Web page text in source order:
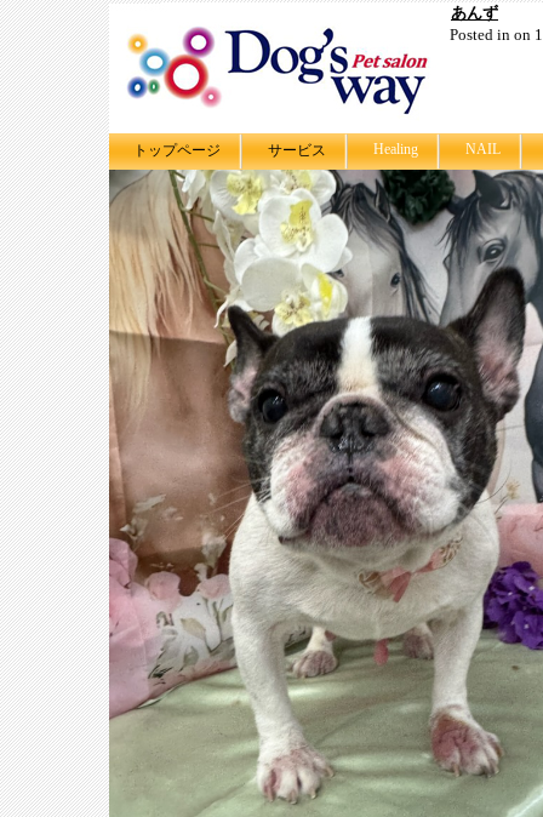
トップページ サービス Healing NAIL
あんず
Posted in on